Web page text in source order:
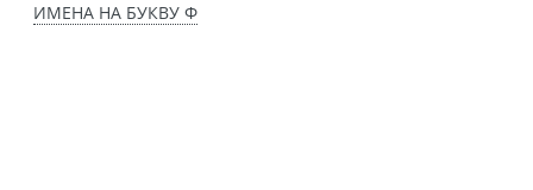
ИМЕНА НА БУКВУ Ф